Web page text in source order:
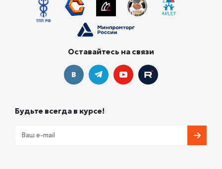
Оставайтесь на связи
Будьте всегда в курсе!